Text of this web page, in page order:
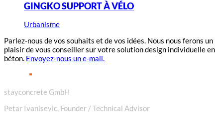
GINGKO SUPPORT À VÉLO
Urbanisme
Parlez-nous de vos souhaits et de vos idées. Nous nous ferons un
plaisir de vous conseiller sur votre solution design individuelle en
béton. Envoyez-nous un e-mail.
stayconcrete GmbH
Petar Ivanisevic, Founder / Technical Advisor